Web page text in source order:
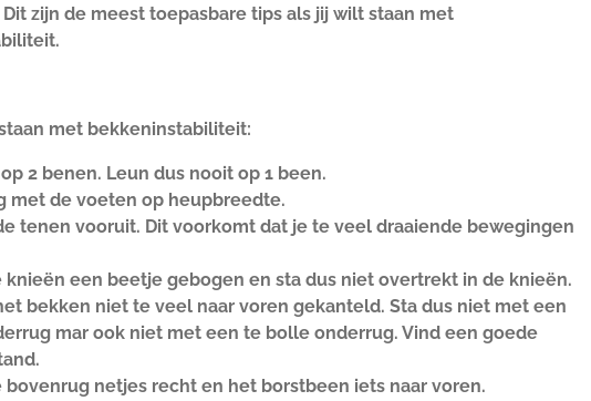
zijn de meest toepasbare tips als jij wilt staan met
met bekkeninstabiliteit:
2 benen. Leun dus nooit op 1 been.
met de voeten op heupbreedte.
tenen vooruit. Dit voorkomt dat je te veel draaiende bewegingen
knieën een beetje gebogen en sta dus niet overtrekt in de knieën.
bekken niet te veel naar voren gekanteld. Sta dus niet met een
mar ook niet met een te bolle onderrug. Vind een goede
bovenrug netjes recht en het borstbeen iets naar voren.